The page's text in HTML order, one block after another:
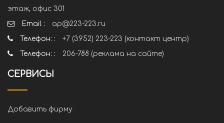
этаж, офис 301
Email :
ap@223-223.ru
Телефон: :
+7 (3952) 223-223 (контакт центр)
Телефон: :
206-788 (реклама на сайте)
СЕРВИСЫ
Добавить фирму